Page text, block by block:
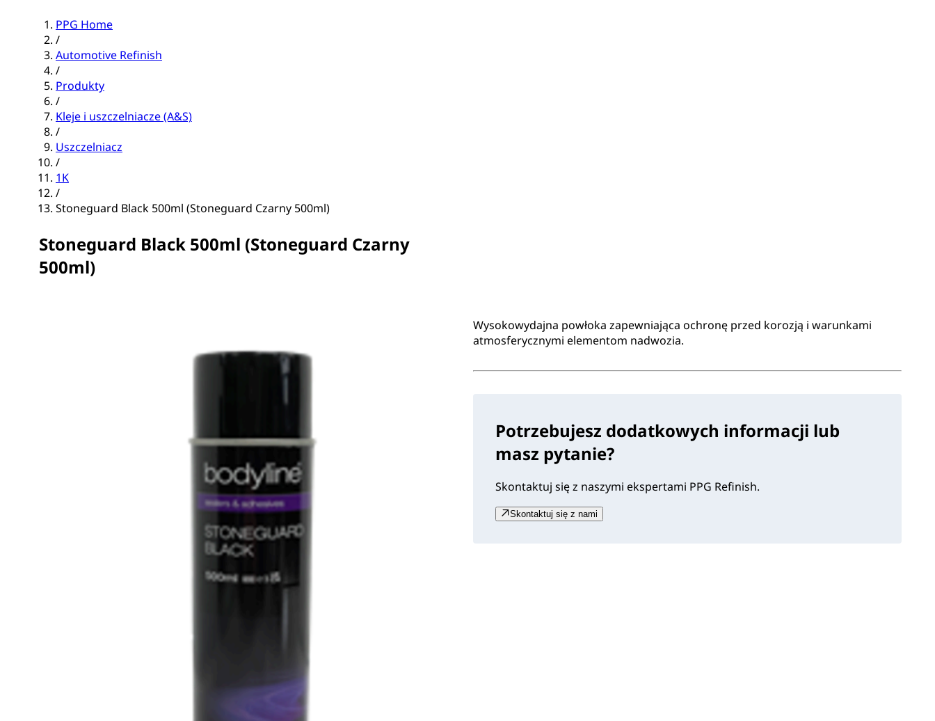
PPG Home
/
Automotive Refinish
/
Produkty
/
Kleje i uszczelniacze (A&S)
/
Uszczelniacz
/
1K
/
Stoneguard Black 500ml (Stoneguard Czarny 500ml)
Stoneguard Black 500ml (Stoneguard Czarny
500ml)
Wysokowydajna powłoka zapewniająca ochronę przed korozją i warunkami
atmosferycznymi elementom nadwozia.
Potrzebujesz dodatkowych informacji lub
masz pytanie?
Skontaktuj się z naszymi ekspertami PPG Refinish.
Skontaktuj się z nami